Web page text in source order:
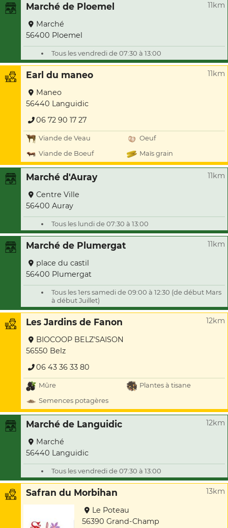
Marché de Ploemel 11km
Marché
56400 Ploemel
Tous les vendredi de 07:30 à 13:00
Earl du maneo 11km
Maneo
56440 Languidic
06 72 90 17 27
Viande de Veau
Oeuf
Viande de Boeuf
Maïs grain
Marché d'Auray 11km
Centre Ville
56400 Auray
Tous les lundi de 07:30 à 13:00
Marché de Plumergat 11km
place du castil
56400 Plumergat
Tous les 1ers samedi de 09:00 à 12:30 (de début Mars
à début Juillet)
Les Jardins de Fanon 12km
BIOCOOP BELZ'SAISON
56550 Belz
06 43 36 33 80
Mûre
Plantes à tisane
Semences potagères
Marché de Languidic 12km
Marché
56440 Languidic
Tous les vendredi de 07:30 à 13:00
Safran du Morbihan 13km
Le Poteau
56390 Grand-Champ